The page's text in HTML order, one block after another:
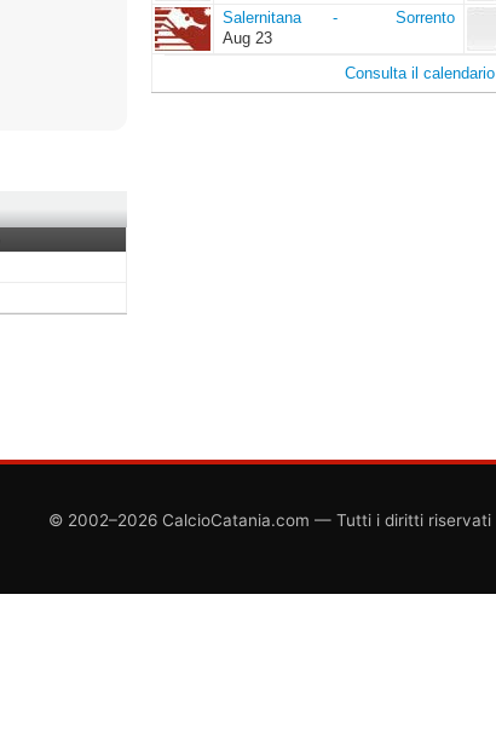
Salernitana
Salernitana -
Sorrento
Aug 23
Consulta il calendario
© 2002–2026 CalcioCatania.com — Tutti i diritti riservati